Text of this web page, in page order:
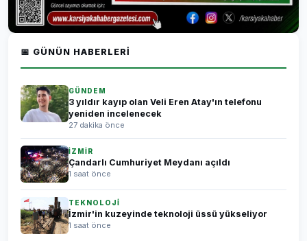
📅 GÜNÜN HABERLERI
GÜNDEM
3 yıldır kayıp olan Veli Eren Atay'ın telefonu
yeniden incelenecek
27 dakika önce
İZMİR
Çandarlı Cumhuriyet Meydanı açıldı
1 saat önce
TEKNOLOJİ
İzmir'in kuzeyinde teknoloji üssü yükseliyor
1 saat önce